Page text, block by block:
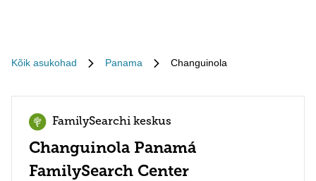
Kõik asukohad Panama Changuinola
FamilySearchi keskus
Changuinola Panamá
FamilySearch Center